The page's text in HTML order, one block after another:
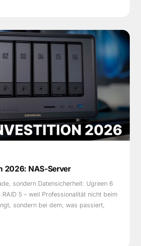
2026: NAS-Server
sondern Datensicherheit: Ugreen 6
5 – weil Professionalität nicht beim
sondern bei dem, was passiert,